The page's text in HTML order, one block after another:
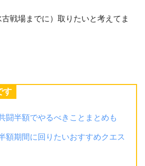
戦場までに）取りたいと考えてま
す
闘半額でやるべきことまとめも
額期間に回りたいおすすめクエス